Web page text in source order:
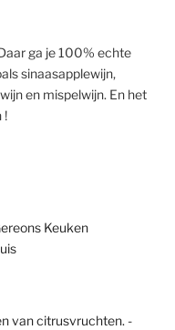
ga je 100% echte
sinaasapplewijn,
en mispelwijn. En het
!
Keuken
van citrusvruchten. -